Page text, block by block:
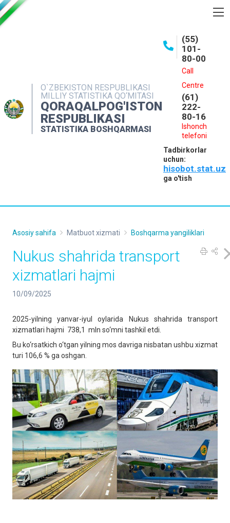
O`ZBEKISTON RESPUBLIKASI
MILLIY STATISTIKA QO‘MITASI
QORAQALPOG'ISTON
RESPUBLIKASI
STATISTIKA BOSHQARMASI
(55)
101-
80-00
Call
Centre
(61)
222-
80-16
Ishonch
telefoni
Tadbirkorlar
uchun:
hisobot.stat.uz
ga o'tish
INTERAKTIV XIZMATLAR
MATBUOT XIZMATI
MUROJAATLAR
Asosiy sahifa Matbuot xizmati Boshqarma yangiliklari
Nukus shahrida transport
xizmatlari hajmi
10/09/2025
2025-yilning yanvar-iyul oylarida Nukus shahrida transport
xizmatlari hajmi 738,1 mln so‘mni tashkil etdi.
Bu ko‘rsatkich o‘tgan yilning mos davriga nisbatan ushbu xizmat
turi 106,6 % ga oshgan.